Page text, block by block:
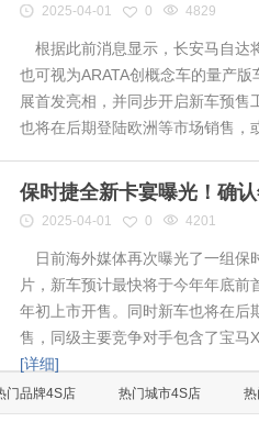
2025-04-01 0 4829
根据此前消息显示，长安马自达
也可视为ARATA创概念车的量产
展首发亮相，并同步开启新车预售
也将在后期登陆欧洲等市场销售，
保时捷全新卡宴曝光！确
2025-04-01 0 4201
日前海外媒体再次曝光了一组保
片，新车预计最快将于今年年底
年初上市开售。同时新车也将在后
售，同级主要竞争对手包含了宝马
[详细]
门品牌4S店 热门城市4S店